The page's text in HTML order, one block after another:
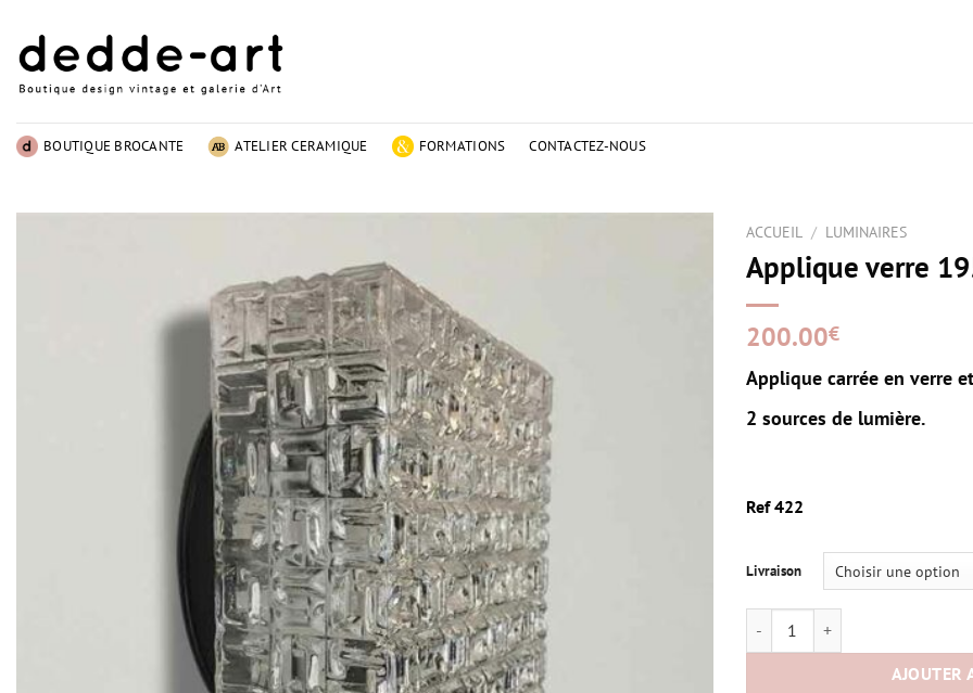
contenu
BOUTIQUE BROCANTE ATELIER CERAMIQUE FORMATIONS CONTACTEZ-NOUS
ACCUEIL / LUMINAIRES
Applique verre
200.00€
Applique carrée en verre
2 sources de lumière.
Ref 422
Livraison
quantité de Applique verre 1950 -
AJOUTER